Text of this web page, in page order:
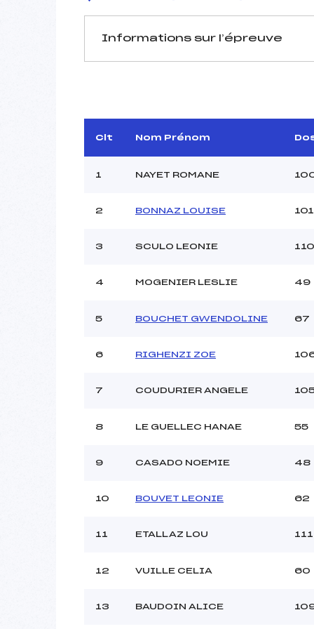
Informations sur l’épreuve
Arbitre :
Assistant :
MANCHE 1
Ouvreurs A :
Ouvreurs C :
Pénalité appliquée :
Clt Nom Prénom
1 NAYET ROMANE
2 BONNAZ LOUISE 101
3 SCULO LEONIE 110
4 MOGENIER LESLIE 49
5 BOUCHET GWENDOLINE 67
6 RIGHENZI ZOE
7 COUDURIER ANGELE
8 LE GUELLEC HANAE 55
9 CASADO NOEMIE 48
10 BOUVET LEONIE 62
11 ETALLAZ LOU 111
12 VUILLE CELIA 60
13 BAUDOIN ALICE